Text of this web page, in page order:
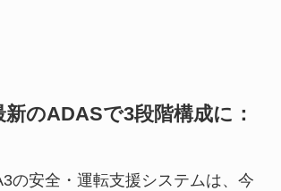
のADASで3段階構成に：
の安全・運転支援システムは、今